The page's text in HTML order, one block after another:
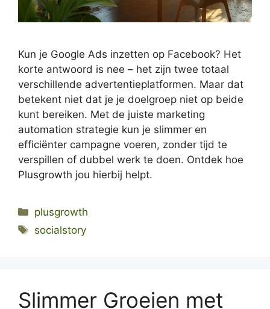
Kun je Google Ads inzetten op Facebook? Het
korte antwoord is nee – het zijn twee totaal
verschillende advertentieplatformen. Maar dat
betekent niet dat je je doelgroep niet op beide
kunt bereiken. Met de juiste marketing
automation strategie kun je slimmer en
efficiënter campagne voeren, zonder tijd te
verspillen of dubbel werk te doen. Ontdek hoe
Plusgrowth jou hierbij helpt.
Categories
plusgrowth
Tags
socialstory
Slimmer Groeien met